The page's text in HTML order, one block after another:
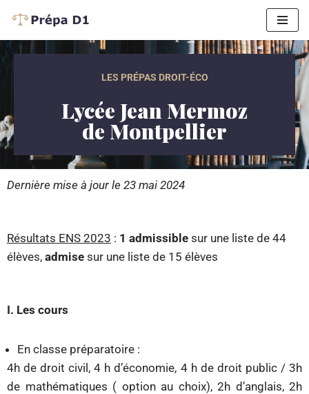
Aller
au
LES PRÉPAS DROIT-ÉCO
Lycée Jean Mermoz
de Montpellier
Dernière mise à jour le 23 mai 2024
Résultats ENS 2023 : 1 admissible sur une liste de 44
élèves, admise sur une liste de 15 élèves
I. Les cours
En classe préparatoire :
4h de droit civil, 4 h d’économie, 4 h de droit public / 3h
de mathématiques ( option au choix), 2h d’anglais, 2h